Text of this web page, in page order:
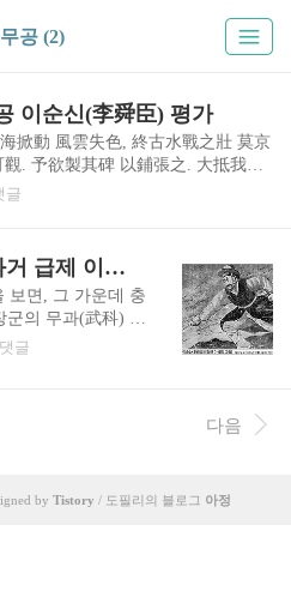
공 (2)
이순신(李舜臣) 평가
掀動 風雲失色, 終古水戰之壯 莫京
. 予欲製其碑 以鋪張之. 大抵我國
當之. 이충무공(李忠武公)이 등자
찍이 그에 대한 사실을 적은 글[紀
한 것이 없었다. 그래서 내가 그의
여 드러내려고 하였다. 대체로 우리
비한 사람을 꼽는다면 충무공 한
於李舜臣 眞千古以來忠臣名將. 若
글
충무공 이순신의 무과 과거 급제 이야기
보면, 그 가운데 충
군의 무과(武科) 과
다. '늦게 급제했
고, 오늘날 계급으
'고 말하기도 한다.
의 무학연구(論.張
댓글
다음
by Tistory / 도필리의 블로그 아정